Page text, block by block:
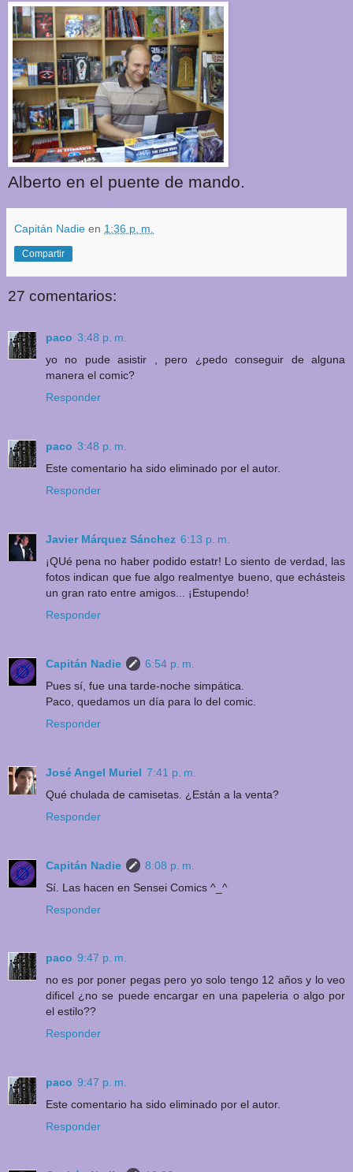
Alberto en el puente de mando.
Capitán Nadie en 1:36 p. m.
Compartir
27 comentarios:
paco 3:48 p. m.
yo no pude asistir , pero ¿pedo conseguir de alguna
manera el comic?
Responder
paco 3:48 p. m.
Este comentario ha sido eliminado por el autor.
Responder
Javier Márquez Sánchez 6:13 p. m.
¡QUé pena no haber podido estatr! Lo siento de verdad, las
fotos indican que fue algo realmentye bueno, que echásteis
un gran rato entre amigos... ¡Estupendo!
Responder
Capitán Nadie
6:54 p. m.
Pues sí, fue una tarde-noche simpática.
Paco, quedamos un día para lo del comic.
Responder
José Angel Muriel 7:41 p. m.
Qué chulada de camisetas. ¿Están a la venta?
Responder
Capitán Nadie
8:08 p. m.
Sí. Las hacen en Sensei Comics ^_^
Responder
paco 9:47 p. m.
no es por poner pegas pero yo solo tengo 12 años y lo veo
dificel ¿no se puede encargar en una papeleria o algo por
el estilo??
Responder
paco 9:47 p. m.
Este comentario ha sido eliminado por el autor.
Responder